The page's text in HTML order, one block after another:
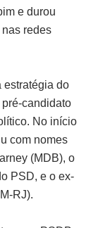
e durou
redes
estratégia do
candidato
No início
com nomes
(MDB), o
PSD, e o ex-
RJ).